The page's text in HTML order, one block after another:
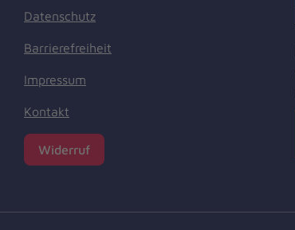
Datenschutz
Barrierefreiheit
Impressum
Kontakt
Widerruf